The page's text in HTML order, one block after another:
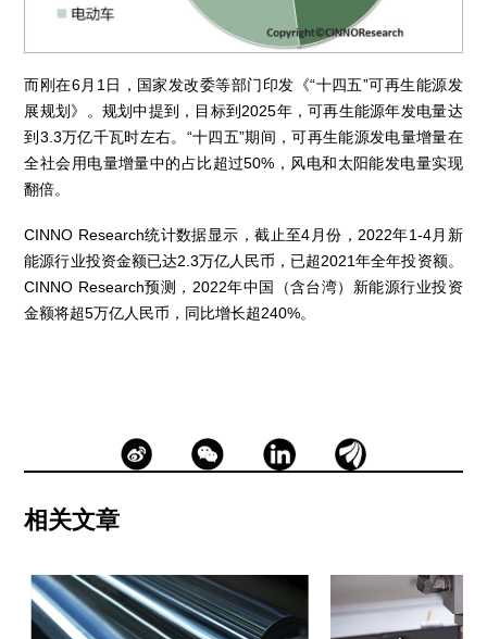
而刚在6月1日，国家发改委等部门印发《“十四五”可再生能源发
展规划》。规划中提到，目标到2025年，可再生能源年发电量达
到3.3万亿千瓦时左右。“十四五”期间，可再生能源发电量增量在
全社会用电量增量中的占比超过50%，风电和太阳能发电量实现
翻倍。
CINNO Research统计数据显示，截止至4月份，2022年1-4月新
能源行业投资金额已达2.3万亿人民币，已超2021年全年投资额。
CINNO Research预测，2022年中国（含台湾）新能源行业投资
金额将超5万亿人民币，同比增长超240%。
相关文章